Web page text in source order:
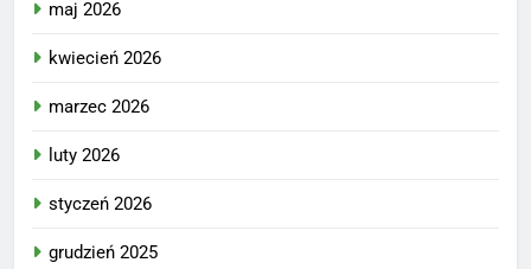
maj 2026
kwiecień 2026
marzec 2026
luty 2026
styczeń 2026
grudzień 2025